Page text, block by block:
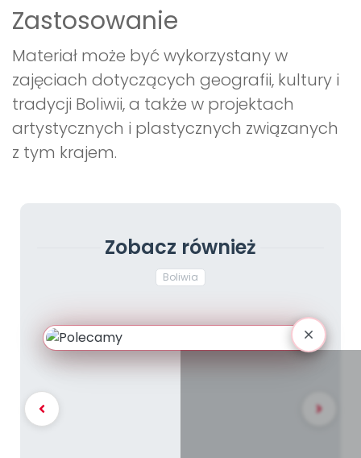
Zastosowanie
Materiał może być wykorzystany w
zajęciach dotyczących geografii, kultury i
tradycji Boliwii, a także w projektach
artystycznych i plastycznych związanych
z tym krajem.
Zobacz również
Boliwia